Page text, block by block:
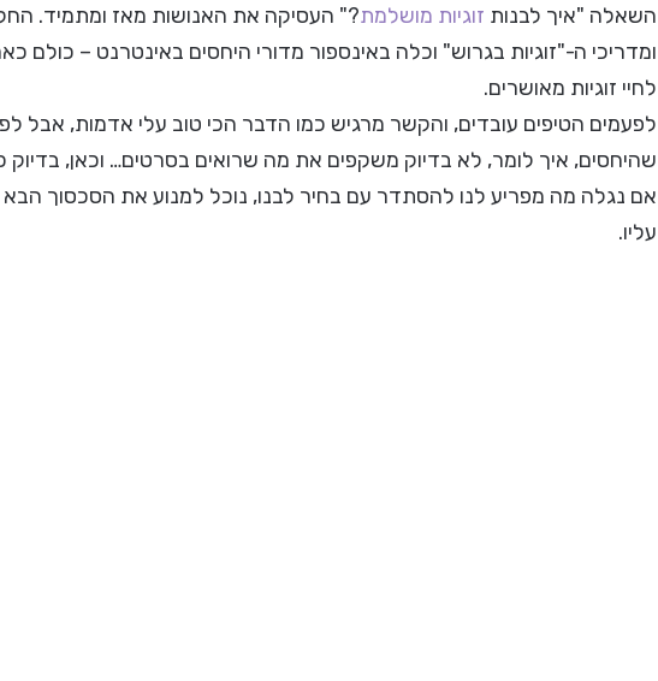
השאלה "איך לבנות זוגיות מושלמת?" העסיקה את האנושות מאז ומתמיד.
ומדריכי ה-"זוגיות בגרוש" וכלה באינספור מדורי היחסים באינטרנט – כולם
לחיי זוגיות מאושרים.
לפעמים הטיפים עובדים, והקשר מרגיש כמו הדבר הכי טוב עלי אדמות, אבל
שהיחסים, איך לומר, לא בדיוק משקפים את מה שרואים בסרטים… וכאן, בדיוק
אם נגלה מה מפריע לנו להסתדר עם בחיר לבנו, נוכל למנוע את הסכסוך הבא
עליו.